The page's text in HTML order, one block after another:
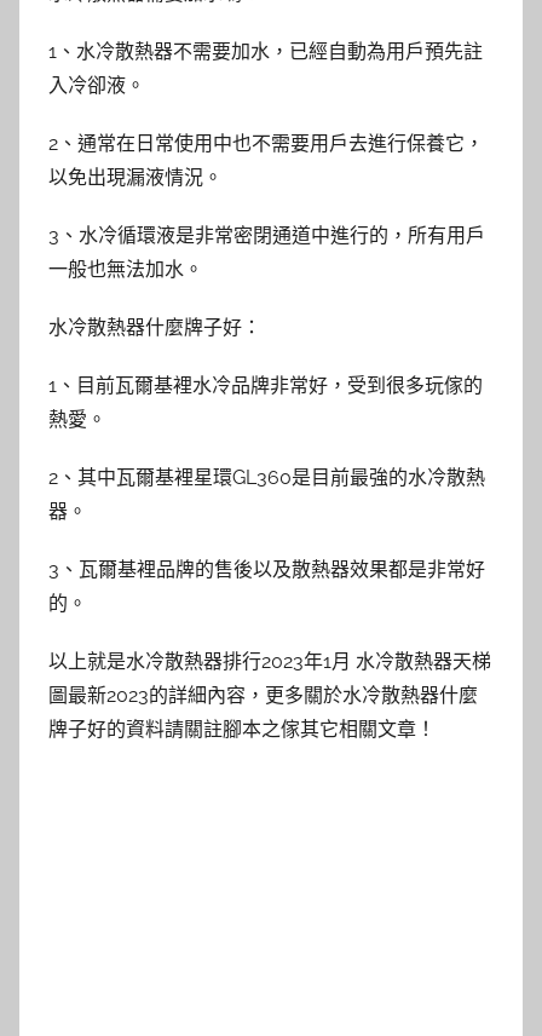
1、水冷散熱器不需要加水，已經自動為用戶預先註
入冷卻液。
2、通常在日常使用中也不需要用戶去進行保養它，
以免出現漏液情況。
3、水冷循環液是非常密閉通道中進行的，所有用戶
一般也無法加水。
水冷散熱器什麼牌子好：
1、目前瓦爾基裡水冷品牌非常好，受到很多玩傢的
熱愛。
2、其中瓦爾基裡星環GL360是目前最強的水冷散熱
器。
3、瓦爾基裡品牌的售後以及散熱器效果都是非常好
的。
以上就是水冷散熱器排行2023年1月 水冷散熱器天梯
圖最新2023的詳細內容，更多關於水冷散熱器什麼
牌子好的資料請關註腳本之傢其它相關文章！